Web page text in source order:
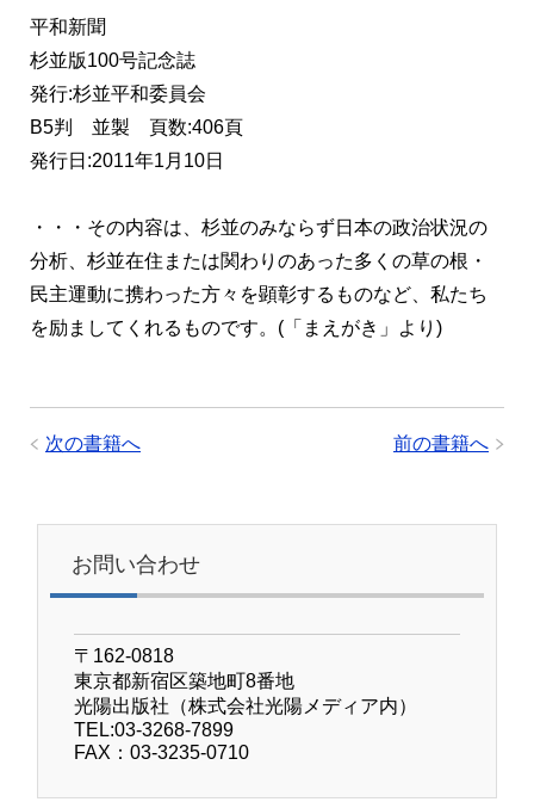
平和新聞
杉並版100号記念誌
発行:杉並平和委員会
B5判 並製 頁数:406頁
発行日:2011年1月10日
・・・その内容は、杉並のみならず日本の政治状況の
分析、杉並在住または関わりのあった多くの草の根・
民主運動に携わった方々を顕彰するものなど、私たち
を励ましてくれるものです。(「まえがき」より)
前の書籍へ
次の書籍へ
お問い合わせ
〒162-0818
東京都新宿区築地町8番地
光陽出版社（株式会社光陽メディア内）
TEL:03-3268-7899
FAX：03-3235-0710